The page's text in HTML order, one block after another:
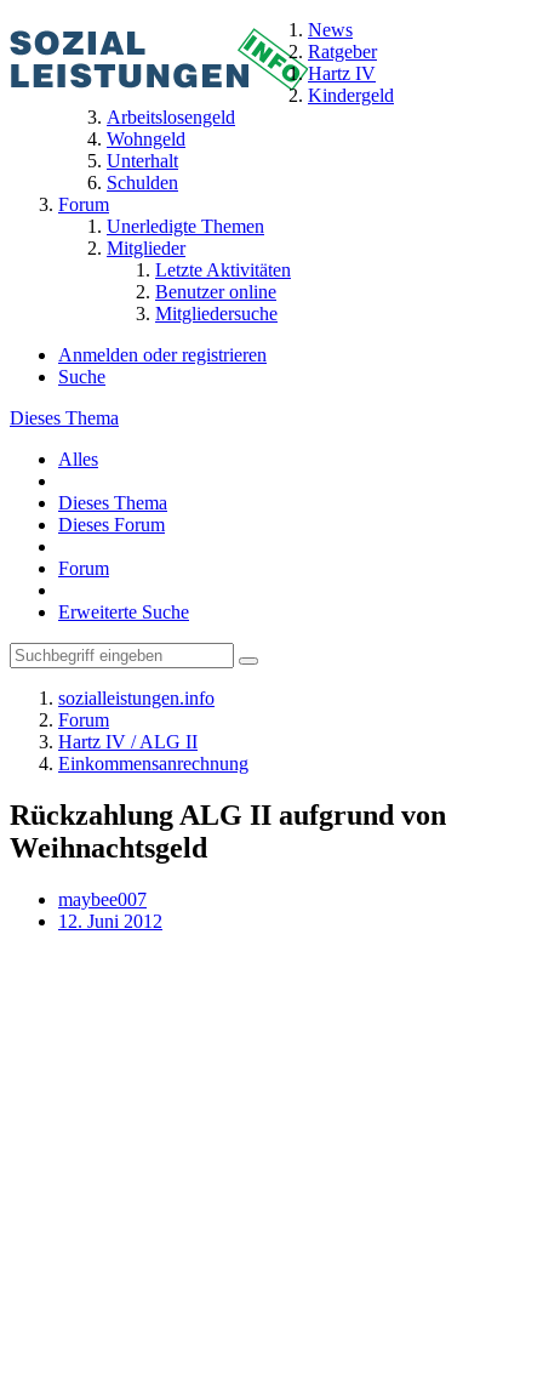
News
Ratgeber
Hartz IV
Kindergeld
Arbeitslosengeld
Wohngeld
Unterhalt
Schulden
Forum
Unerledigte Themen
Mitglieder
Letzte Aktivitäten
Benutzer online
Mitgliedersuche
Anmelden oder registrieren
Suche
Dieses Thema
Alles
Dieses Thema
Dieses Forum
Forum
Erweiterte Suche
sozialleistungen.info
Forum
Hartz IV / ALG II
Einkommensanrechnung
Rückzahlung ALG II aufgrund von
Weihnachtsgeld
maybee007
12. Juni 2012